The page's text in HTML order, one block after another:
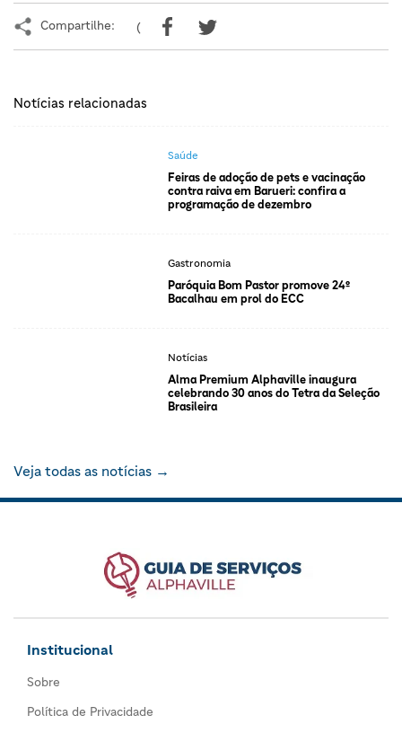
Compartilhe: (
Notícias relacionadas
Saúde
Feiras de adoção de pets e vacinação
contra raiva em Barueri: confira a
programação de dezembro
Gastronomia
Paróquia Bom Pastor promove 24º
Bacalhau em prol do ECC
Notícias
Alma Premium Alphaville inaugura
celebrando 30 anos do Tetra da Seleção
Brasileira
Veja todas as notícias →
Institucional
Sobre
Política de Privacidade